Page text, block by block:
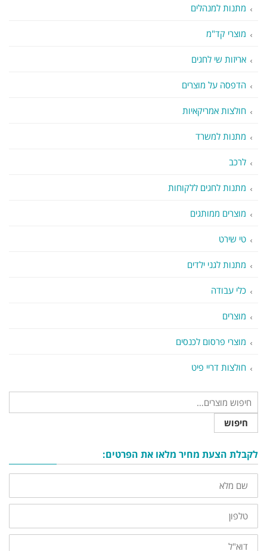
מתנות למנהלים
מוצרי קד"מ
אריזות שי לחגים
הדפסה על מוצרים
חולצות אמריקאיות
מתנות למשרד
לרכב
מתנות לחגים ללקוחות
מוצרים ממותגים
טי שירט
מתנות לגני ילדים
כלי עבודה
מוצרים
מוצרי פרסום לכנסים
חולצות דריי פיט
חיפוש
לקבלת הצעת מחיר מלאו את הפרטים:
שם
מלא
טלפון
דוא"ל